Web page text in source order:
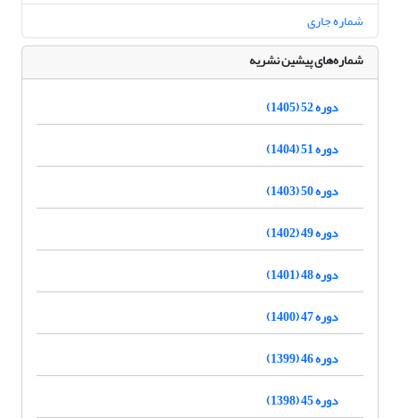
شماره جاری
شماره‌های پیشین نشریه
دوره 52 (1405)
دوره 51 (1404)
دوره 50 (1403)
دوره 49 (1402)
دوره 48 (1401)
دوره 47 (1400)
دوره 46 (1399)
دوره 45 (1398)